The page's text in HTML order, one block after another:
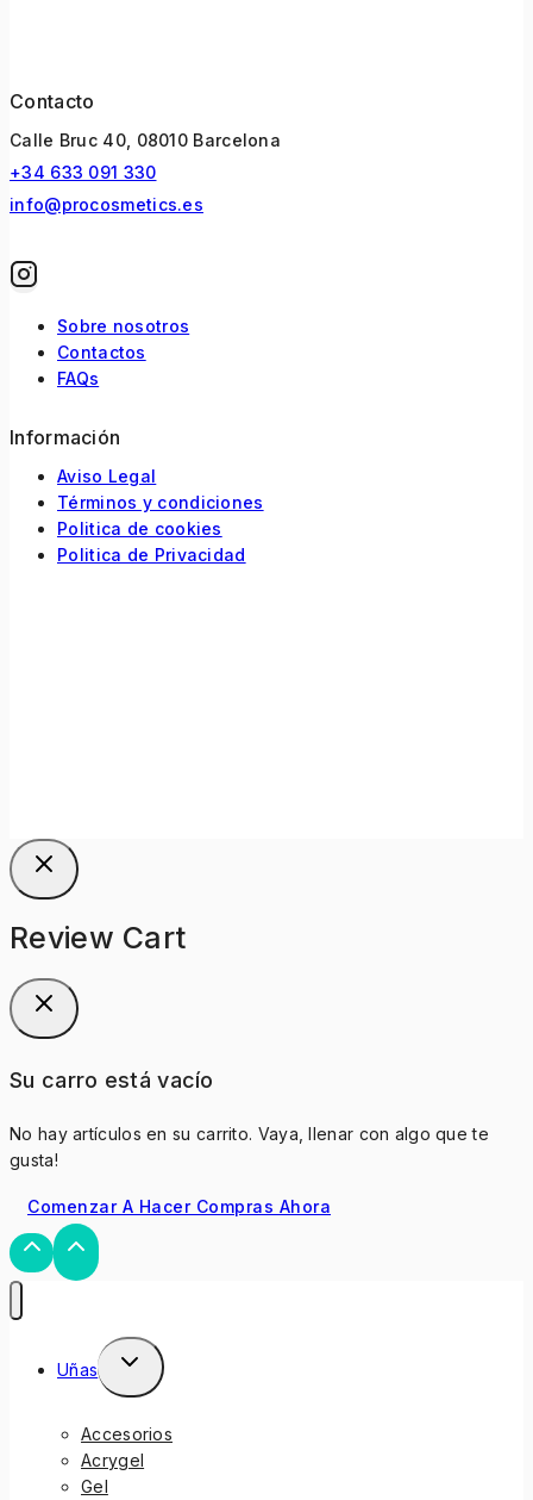
Contacto
Calle Bruc 40, 08010 Barcelona
+34 633 091 330
info@procosmetics.es
Sobre nosotros
Contactos
FAQs
Información
Aviso Legal
Términos y condiciones
Politica de cookies
Politica de Privacidad
Review Cart
Su carro está vacío
No hay artículos en su carrito. Vaya, llenar con algo que te
gusta!
Comenzar A Hacer Compras Ahora
Uñas
Accesorios
Acrygel
Gel